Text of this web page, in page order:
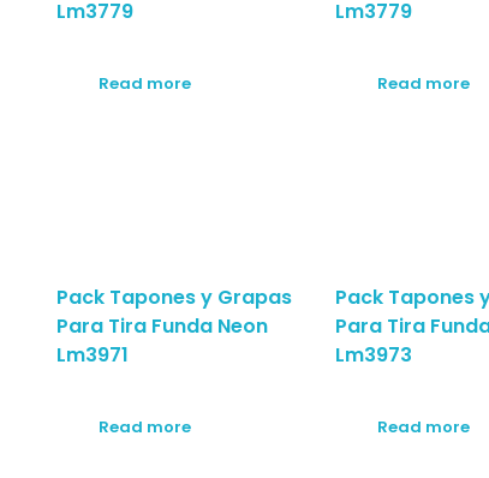
Lm3779
Read more
Lm3779
Read more
Pack Tapones y Grapas
Para Tira Funda Neon
Lm3971
Read more
Pack Tapones
Para Tira
Lm3973
Read more